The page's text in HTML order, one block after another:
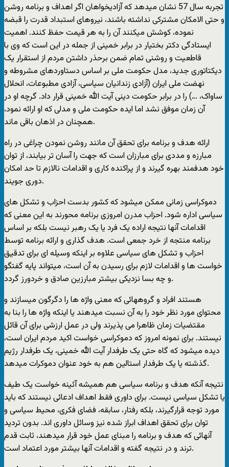
تجربه سال 57 نشان میدهد که آزادیخواهان اگر اهداف و برنامه روشن
و حتی الامکان مشترکی نداشته باشند، نیروهای استبداد قدرت را قبضه
نموده، کوشش میکنند آن را به هر قیمت حفظ کنند. اهمیت
ایستادگی دکتر بختیار در برابر خمینی از جمله در این است که وی با
قاطعیت و روشنی تمام ضمن برحذر داشتن مردم از استقرار یک
دیکتاتوری جدید، مدل حکومت ملی بر اساس دستاوردهای مشروطه و
نهضت ملی ایران (آزادی زندانیان سیاسی، آزادی مطبوعات، انحلال
ساواک، …) را در برابر حکومت دینی آیت الله خمینی قرار داد. گرچه او در
آن زمان موفق نشد اما ایده حکومت ملی و مدلی که او ارائه نمود،
همچنان در اذهان باقی ماند.
ارائه هدف و برنامه برای تحقق آن مانند روشن نمودن چراغی در راه
مبارزه و مددی برای مبارزان است که جهت را آسان تر بیابند، از توان
خود هدفمند بهره گیرند و از پراکنده کاری و اقدامات نالازم تا حد امکان
دوری جویند.
دموکراسی زمانی ممکن میشود که کشور بدست احزاب و تشکل های
سیاسی اداره شود. احزاب مدرن امروزی برنامه محورند به این معنی که
اقدامات آنها نتیجه اراده یک فرد یا یک رهبر نیست بلکه بر اساس
برنامه منتجه از خرد جمعی است. هدف گذاری و ارائه برنامه توسط
احزاب و تشکل های سیاسی علاوه بر اینکه وسیله ای برای تدقیق
خواست ها و اقدامات لازم برای رسیدن به آن است، میتواند پایه گفتگو
و چه بسا نزدیکی بیشتر مبارزین صادق و خردورز گردد.
هستند افراد و گروههائی که معنی واژه ها را دگرگون میسازند و
محتوای مورد نظر خود را به آن نسبت میدهند یا اینکه واژه ها را بنا به
مقتضیات زمان ظاهرا می پذیرند ولی در عمل ارزشی برای آن قائل
نیستند. برای نمونه امروز که دموکراسی خواست اکید مردم ایران است،
دیده میشود که گاه حتی یک طرفدار آیت الله خمینی، یک طرفدار رژیم
گذشته یا یک طرفدار استالین هم به خود عنوان دموکرات میدهد.
نتیجه آنکه هدف و برنامه سیاسی هم همیشه آئینه خواست یک طیف
یا تشکل سیاسی نیست. برای داوری فقط اهداف ادعائی نیستند که باید
مورد توجه قرارگیرند، بلکه رفتار، سابقه، فضای فکری، محیط سیاسی و
توان برای تحقق اهداف ابراز شده نیز وسائل داوری اند. بدون تردید
آنهائی که هدف و برنامه را مبنای عمل خود قرار میدهند، ثابت قدم
ترند و در نتیجه گفته و اقدامات آنها بیشتر مورد اعتماد است.